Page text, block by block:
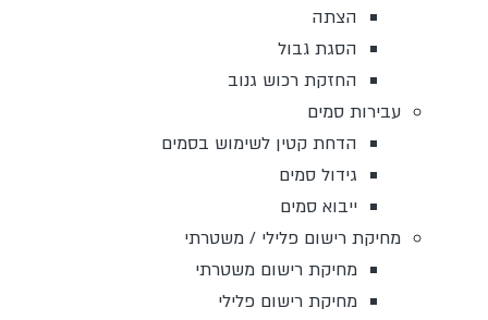
הצתה
הסגת גבול
החזקת רכוש גנוב
עבירות סמים
הדחת קטין לשימוש בסמים
גידול סמים
ייבוא סמים
מחיקת רישום פלילי / משטרתי
מחיקת רישום משטרתי
מחיקת רישום פלילי